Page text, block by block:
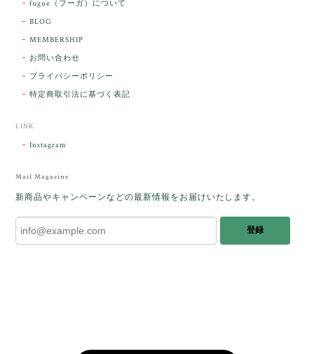
た人に幸せが訪れる」という言い伝えがあるケサラン
パサラン。とっても素敵です。メッセージでは色々記
憶違いもありましたが、またいつかお会いして楽しい
した。
をあたたかく迎え入れてくださり とても嬉
しく思います。 この石のふわりとした光を
ランパサラン」でした。これからはT様の
傍で そっと見守ってくれるのではないかな
fugue（フーガ）について
BLOG
MEMBERSHIP
お問い合わせ
プライバシーポリシー
特定商取引法に基づく表記
LINK
Instagram
Mail Magazine
新商品やキャンペーンなどの最新情報をお届けいたします。
登録